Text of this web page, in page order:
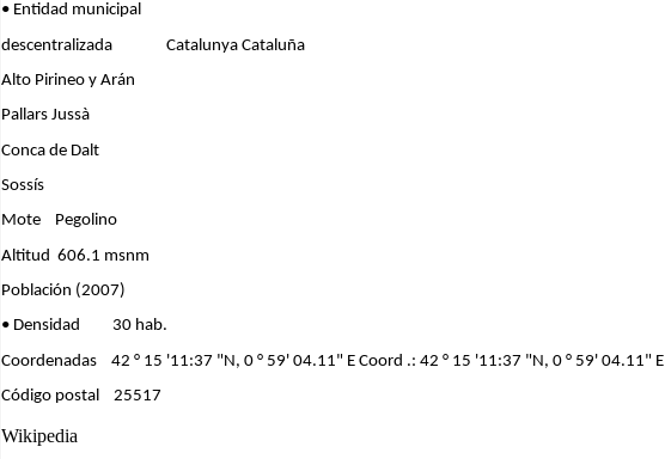
• Entidad municipal
descentralizada Catalunya Cataluña
Alto Pirineo y Arán
Pallars Jussà
Conca de Dalt
Sossís
Mote Pegolino
Altitud 606.1 msnm
Población (2007)
• Densidad 30 hab.
Coordenadas 42 ° 15 '11:37 "N, 0 ° 59' 04.11" E Coord .: 42 ° 15 '11:37 "N, 0 ° 59' 04.11" E
Código postal 25517
Wikipedia